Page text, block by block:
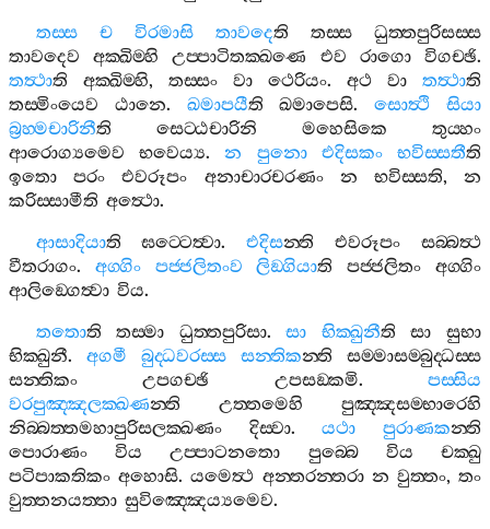
තස‍්ස
ච විරමාසි තාවදෙති තස‍්ස
ධුත‍්තපුරිසස‍්ස
තාවදෙව
අක‍්ඛිම‍්හි උප‍්පාටිතක‍්ඛණෙ එව රාගො විගච‍්ඡි.
තත්‍ථාති අක‍්ඛිම‍්හි, තස‍්සං වා ථෙරියං. අථ වා තත්‍ථාති
තස‍්මිංයෙව
ඨානෙ. ඛමාපයීති ඛමාපෙසි.සොත්‍ථි
සියා
බ්‍රහ‍්මචාරිනීති සෙට‍්ඨචාරිනි මහෙසිකෙ
තුය‍්හං
ආරොග්‍යමෙව
භවෙය්‍ය.න පුනො එදිසකං භවිස‍්සතීති
ඉතො
පරං එවරූපං අනාචාරචරණං න භවිස‍්සති,න
කරිස‍්සාමීති අත්‍ථො.
ආසාදියාති ඝට‍්ටෙත්‍වා.එදිසන‍්ති එවරූපං
සබ‍්බත්‍ථ
වීතරාගං. අග‍්ගිං පජ‍්ජලිතංව ලිඞ‍්ගියාති පජ‍්ජලිතං
අග‍්ගිං
ආලිඞ‍්ගෙත්‍වා විය.
තතොති තස‍්මා ධුත‍්තපුරිසා.සා භික‍්ඛුනීති සා
සුභා
භික‍්ඛුනී. අගමී බුද‍්ධවරස‍්ස සන‍්තිකන‍්ති
සම‍්මාසම‍්බුද‍්ධස‍්ස
සන‍්තිකං
උපගච‍්ඡි උපසඞ‍්කමි.පස‍්සිය
වරපුඤ‍්ඤලක‍්ඛණන‍්ති උත‍්තමෙහි
පුඤ‍්ඤසම‍්භාරෙහි
නිබ‍්බත‍්තමහාපුරිසලක‍්ඛණං
දිස‍්වා.යථා පුරාණකන‍්ති
පොරාණං
විය උප‍්පාටනතො පුබ‍්බෙ විය
චක‍්ඛු
පටිපාකතිකං අහොසි.යමෙත්‍ථ අන‍්තරන‍්තරා න වුත‍්තං,තං
වුත‍්තනයත‍්තා සුවිඤ‍්ඤෙය්‍යමෙව.